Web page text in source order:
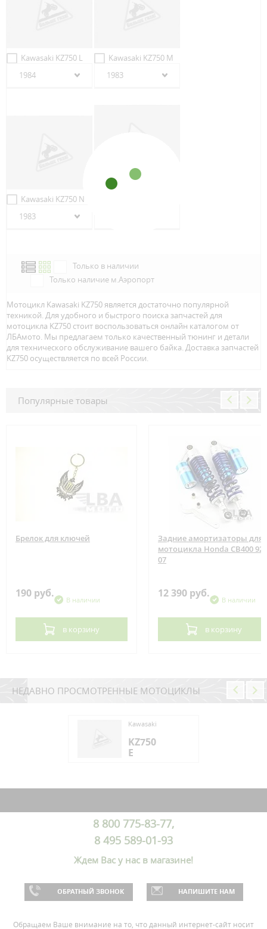
Kawasaki KZ750 L
1984
Kawasaki KZ750 M
1983
Kawasaki KZ750 N
1983
Kawasaki KZ750 R1
Только в наличии
Только наличие м.Аэропорт
Мотоцикл Kawasaki KZ750 является достаточно популярной
техникой. Для удобного и быстрого поиска запчастей для
мотоцикла KZ750 стоит воспользоваться онлайн каталогом от
ЛБАмото. Мы предлагаем только качественный тюнинг и детали
для технического обслуживание вашего байка. Доставка запчастей
KZ750 осуществляется по всей Росcии.
Популярные товары
Брелок для ключей
190 руб.
В наличии
в корзину
Задние амортизаторы для
мотоцикла Honda CB400 92-
07
12 390 руб.
В наличии
в корзину
НЕДАВНО ПРОСМОТРЕННЫЕ МОТОЦИКЛЫ
Kawasaki
KZ750
E
8 800 775-83-77,
8 495 589-01-93
Ждем Вас у нас в магазине!
ОБРАТНЫЙ ЗВОНОК НАПИШИТЕ НАМ
Обращаем Ваше внимание на то, что данный интернет-сайт носит